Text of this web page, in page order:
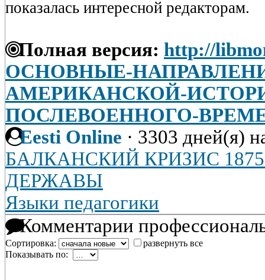
показалась интересной редакторам.
Полная версия: http://
ОСНОВНЫЕ-
АМЕРИКАНСКОЙ-
ПОСЛЕВОЕННОГО-
Eesti Online · 3303 дней(я)
БАЛКАНСКИЙ КРИЗИС
ДЕРЖАВЫ
Языки педагогики
Комментарии
Сортировка:
развернуть все
Показывать по: